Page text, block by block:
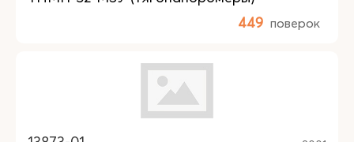
449 поверок